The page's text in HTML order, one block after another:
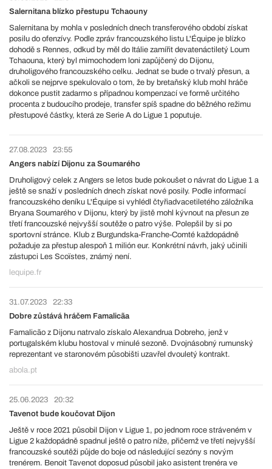
Salernitana blízko přestupu Tchaouny
Salernitana by mohla v posledních dnech transferového období získat
posilu do ofenzívy. Podle zpráv francouzského listu L'Équipe je blízko
dohodě s Rennes, odkud by měl do Itálie zamířit devatenáctiletý Loum
Tchaouna, který byl mimochodem loni zapůjčený do Dijonu,
druholigového francouzského celku. Jednat se bude o trvalý přesun, a
ačkoli se nejprve spekulovalo o tom, že by bretaňský klub mohl hráče
dokonce pustit zadarmo s případnou kompenzací ve formě určitého
procenta z budoucího prodeje, transfer spíš spadne do běžného režimu
přestupové částky, která ze Serie A do Ligue 1 poputuje.
27.08.2023
23:55
Angers nabízí Dijonu za Soumarého
Druholigový celek z Angers se letos bude pokoušet o návrat do Ligue 1 a
ještě se snaží v posledních dnech získat nové posily. Podle informací
francouzského deníku L'Équipe si vyhlédl čtyřiadvacetiletého záložníka
Bryana Soumarého v Dijonu, který by jistě mohl kývnout na přesun ze
třetí francouzské nejvyšší soutěže o patro výše. Polepšil by si po
sportovní stránce. Klub z Burgundska-Franche-Comté každopádně
požaduje za přestup alespoň 1 milión eur. Konkrétní návrh, jaký učinili
zástupci Les Scoïstes, známý není.
lequipe.fr
31.07.2023
22:33
Dobre zůstává hráčem Famalicãa
Famalicão z Dijonu natrvalo získalo Alexandrua Dobreho, jenž v
portugalském klubu hostoval v minulé sezoně. Dvojnásobný rumunský
reprezentant ve staronovém působišti uzavřel dvouletý kontrakt.
abola.pt
25.06.2023
20:32
Tavenot bude koučovat Dijon
Ještě v roce 2021 působil Dijon v Ligue 1, po jednom roce stráveném v
Ligue 2 každopádně spadnul ještě o patro níže, přičemž ve třetí nejvyšší
francouzské soutěži půjde do boje od následující sezóny s novým
trenérem. Benoit Tavenot doposud působil jako asistent trenéra ve